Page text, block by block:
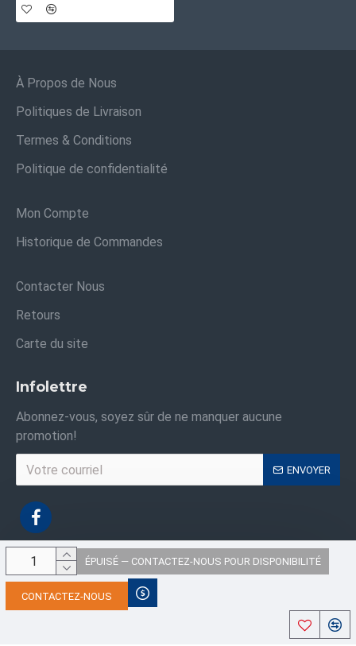
ÉPUISÉ — CONTACTEZ-NOUS POUR DISPONIBILITÉ
CONTACTEZ-NOUS
À Propos de Nous
Politiques de Livraison
Termes & Conditions
Politique de confidentialité
Mon Compte
Historique de Commandes
Contacter Nous
Retours
Carte du site
Infolettre
Abonnez-vous, soyez sûr de ne manquer aucune
promotion!
ENVOYER
Droits d'auteur © 2021, Sacs Industriels ,Tous les droits sont réservés